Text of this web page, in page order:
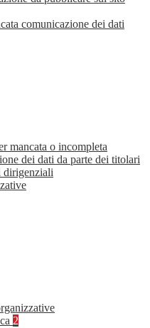
comunicazione dei dati
mancata o incompleta
dei dati da parte dei titolari
dirigenziali
2